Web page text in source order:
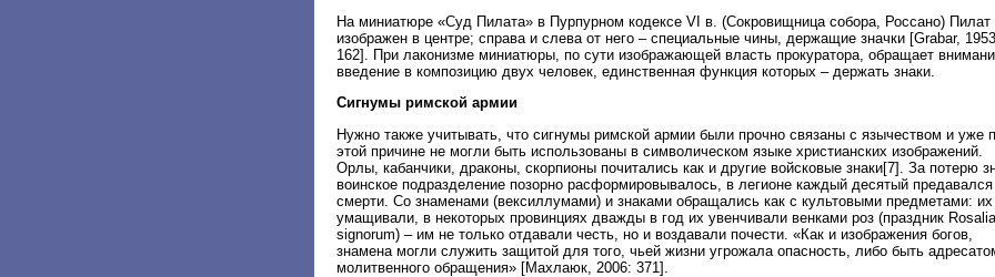
На миниатюре «Суд Пилата» в Пурпурном кодексе VI в. (Сокровищница собора, Россано) Пилат
изображен в центре; справа и слева от него – специальные чины, держащие значки [Grabar,
162]. При лаконизме миниатюры, по сути изображающей власть прокуратора, обращает
введение в композицию двух человек, единственная функция которых – держать знаки.
Сигнумы римской армии
Нужно также учитывать, что сигнумы римской армии были прочно связаны с язычеством и уже
этой причине не могли быть использованы в символическом языке христианских изображений.
Орлы, кабанчики, драконы, скорпионы почитались как и другие войсковые знаки[7]. За потерю
воинское подразделение позорно расформировывалось, в легионе каждый десятый предавался
смерти. Со знаменами (вексиллумами) и знаками обращались как с культовыми предметами: их
умащивали, в некоторых провинциях дважды в год их увенчивали венками роз (праздник Rosalia
signorum) – им не только отдавали честь, но и воздавали почести. «Как и изображения богов,
знамена могли служить защитой для того, чьей жизни угрожала опасность, либо быть
молитвенного обращения» [Махлаюк, 2006: 371].